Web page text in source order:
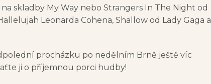
skladby My Way nebo Strangers In The Night od
Leonarda Cohena, Shallow od Lady Gaga a
procházku po nedělním Brně ještě víc
ji o příjemnou porci hudby!